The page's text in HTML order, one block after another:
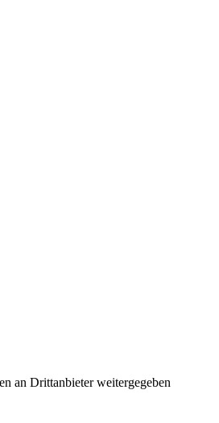
an Drittanbieter weitergegeben